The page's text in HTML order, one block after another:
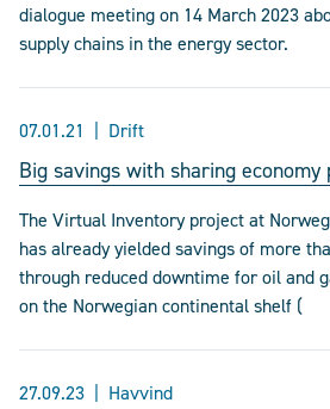
dialogue meeting on 14 March 2023
supply chains in the energy sector.
07.01.21 Drift
Big savings with sharing economy
The Virtual Inventory project at
has already yielded savings of more
through reduced downtime for oil and
on the Norwegian continental shelf (
27.09.23 Havvind